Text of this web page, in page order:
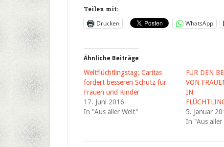
Teilen mit:
Drucken WhatsApp
Ähnliche Beiträge
Weltflüchtlingstag: Caritas
fordert besseren Schutz für
Frauen und Kinder
17. Juni 2016
In "Aus aller Welt"
FÜR DEN
VON
IN
5. Januar
In "Aus aller